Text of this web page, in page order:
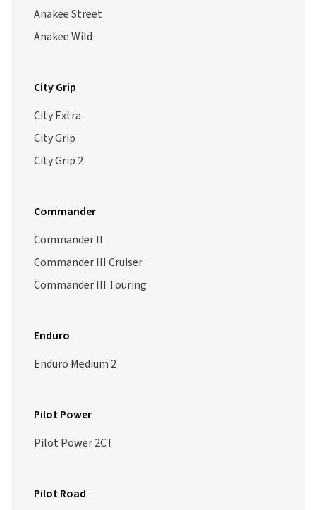
Anakee Street
Anakee Wild
City Grip
City Extra
City Grip
City Grip 2
Commander
Commander II
Commander III Cruiser
Commander III Touring
Enduro
Enduro Medium 2
Pilot Power
Pilot Power 2CT
Pilot Road